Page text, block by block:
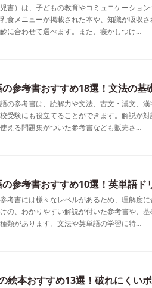
書）は、子どもの教育やコミュニケーショ
食メニューが掲載された本や、知識が吸収
に合わせて選べます。また、寝かしつけ…
参考書おすすめ18選！文法の基
の参考書は、読解力や文法、古文・漢文、
受験にも役立てることができます。解説が
える問題集がついた参考書なども販売さ…
参考書おすすめ10選！英単語ド
考書には様々なレベルがあるため、理解度
の、わかりやすい解説が付いた参考書や、
類があります。文法や英単語の学習に特…
絵本おすすめ13選！破れにくい